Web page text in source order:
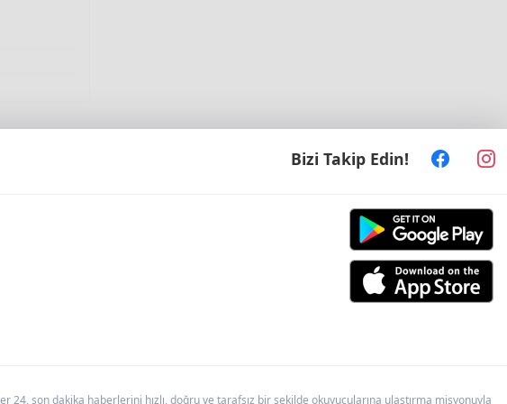
Bizi Takip Edin!
son dakika haberlerini hızlı, doğru ve tarafsız bir şekilde okuyucularına ulaştırma misyonuyla